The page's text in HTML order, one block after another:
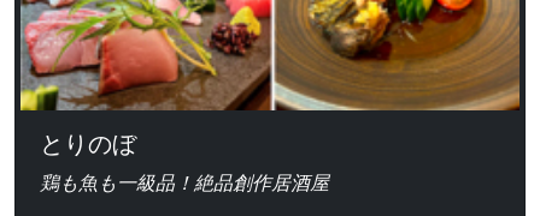
とりのぼ
鶏も魚も一級品！絶品創作居酒屋